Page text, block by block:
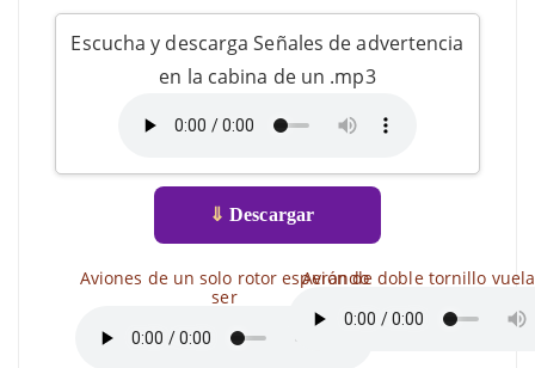
Escucha y descarga Señales de advertencia
en la cabina de un .mp3
⇓ Descargar
Aviones de un solo rotor esperando
ser
Avión de doble tornillo